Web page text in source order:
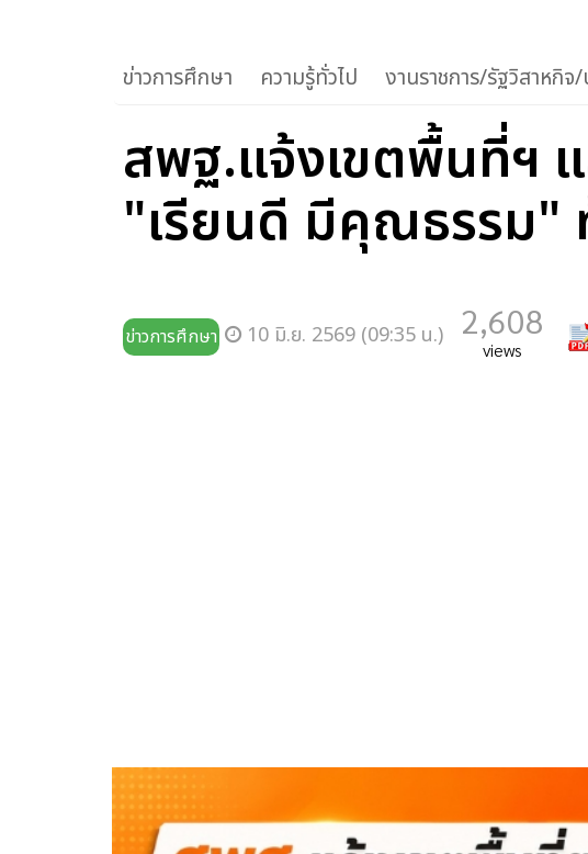
ข่าวการศึกษา ความรู้ทั่วไป งานราชการ/รัฐวิสาหกิจ
สพฐ.แจ้งเขตพื้นที่ฯ
"เรียนดี มีคุณธรรม"
ข่าวการศึกษา 10 มิ.ย. 2569 (09:35 น.) 2,608
views